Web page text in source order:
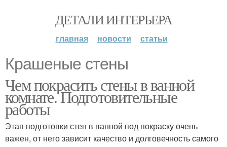
ДЕТАЛИ ИНТЕРЬЕРА
главная новости статьи
Крашеные стены
Чем покрасить стены в ванной
комнате. Подготовительные
работы
Этап подготовки стен в ванной под покраску очень
важен, от него зависит качество и долговечность самого